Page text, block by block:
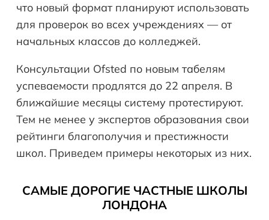
что новый формат планируют использовать
для проверок во всех учреждениях — от
начальных классов до колледжей.
Консультации Ofsted по новым табелям
успеваемости продлятся до 22 апреля. В
ближайшие месяцы систему протестируют.
Тем не менее у экспертов образования свои
рейтинги благополучия и престижности
школ. Приведем примеры некоторых из них.
САМЫЕ ДОРОГИЕ ЧАСТНЫЕ ШКОЛЫ
ЛОНДОНА